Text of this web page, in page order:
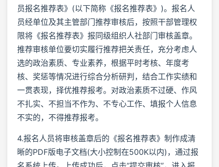
员报名推荐表》(以下简称《报名推荐表》)。报名人
员经单位及其主管部门推荐审核后，按照干部管理权
限将《报名推荐表》报同级组织人社部门审核盖章。
推荐审核单位要切实履行推荐把关责任，充分考虑人
选的政治素质、专业素养，根据平时考核、年度考
核、奖惩等情况进行综合分析研判，结合工作实绩和
一贯表现，择优推荐报考。对政治素质不过硬、作风
不扎实、不担当不作为、不专心工作、填报个人信息
不实的，不得推荐报考。
4.报名人员将审核盖章后的《报名推荐表》制作成清
晰的PDF版电子文档(大小控制在500K以内)，通过报